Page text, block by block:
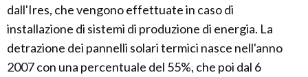
dall'Ires, che vengono effettuate in caso di
installazione di sistemi di produzione di energia. La
detrazione dei pannelli solari termici nasce nell'anno
2007 con una percentuale del 55%, che poi dal 6